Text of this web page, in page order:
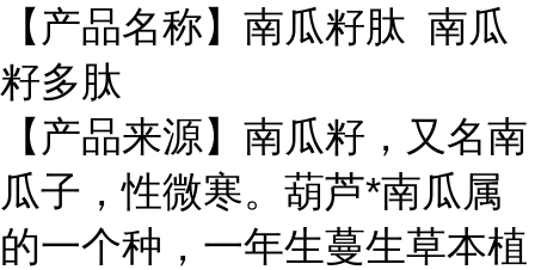
【产品名称】南瓜籽肽 南瓜
籽多肽
【产品来源】南瓜籽，又名南
瓜子，性微寒。葫芦*南瓜属
的一个种，一年生蔓生草本植